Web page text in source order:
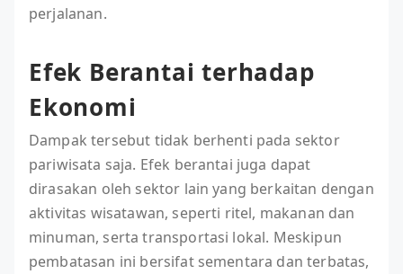
perjalanan.
Efek Berantai terhadap
Ekonomi
Dampak tersebut tidak berhenti pada sektor
pariwisata saja. Efek berantai juga dapat
dirasakan oleh sektor lain yang berkaitan dengan
aktivitas wisatawan, seperti ritel, makanan dan
minuman, serta transportasi lokal. Meskipun
pembatasan ini bersifat sementara dan terbatas,